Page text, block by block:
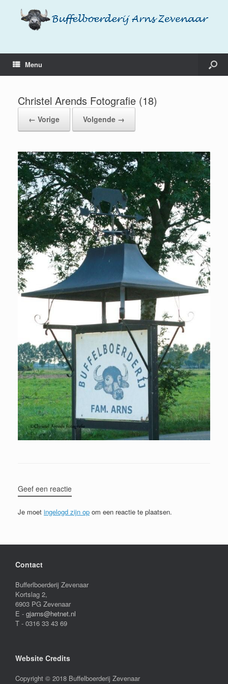
Menu
Christel Arends Fotografie (18)
← Vorige Volgende →
Geef een reactie
Je moet ingelogd zijn op om een reactie te plaatsen.
Contact
Bufferlboerderij Zevenaar
Kortslag 2,
6903 PG Zevenaar
E - gjarns@hetnet.nl
T - 0316 33 43 69
Website Credits
Copyright © 2018 Buffelboerderij Zevenaar